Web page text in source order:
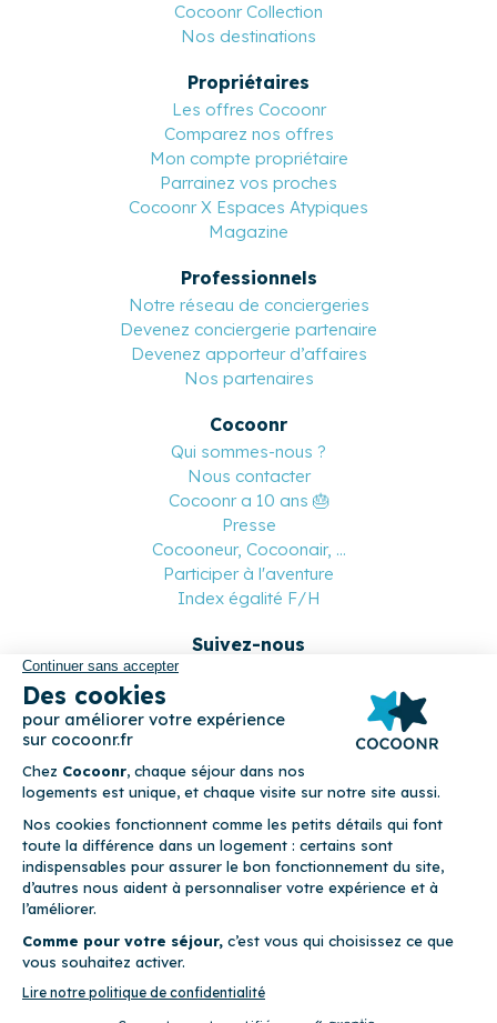
Cocoonr Collection
Nos destinations
Propriétaires
Les offres Cocoonr
Comparez nos offres
Mon compte propriétaire
Parrainez vos proches
Cocoonr X Espaces Atypiques
Magazine
Professionnels
Notre réseau de conciergeries
Devenez conciergerie partenaire
Devenez apporteur d’affaires
Nos partenaires
Cocoonr
Qui sommes-nous ?
Nous contacter
Cocoonr a 10 ans 🎂
Presse
Cocooneur, Cocoonair, ...
Participer à l'aventure
Index égalité F/H
Suivez-nous
location–CGU – Politique de confidentialité–Politique de
Cocoonr est conçu et développé à Rennes 🇫🇷